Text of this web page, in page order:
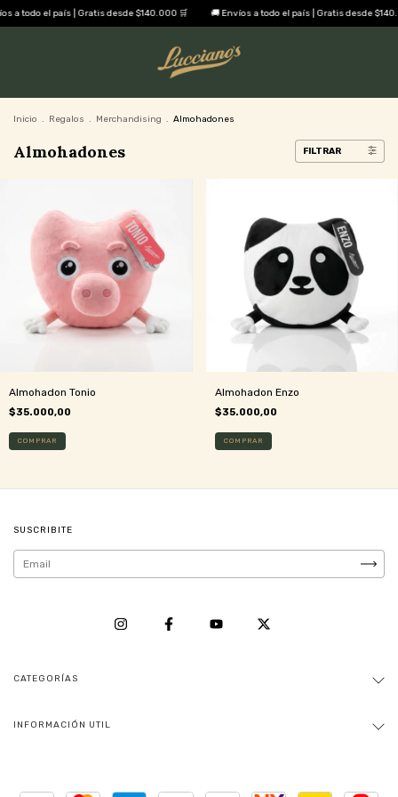
el país | Gratis desde $140.000 🛒 🚚 Envíos a todo el país | Gratis desde $140.000 🛒
Inicio . Regalos . Merchandising . Almohadones
Almohadones FILTRAR
Almohadon Tonio
$35.000,00
Almohadon Enzo
$35.000,00
SUSCRIBITE
CATEGORÍAS
INFORMACIÓN UTIL